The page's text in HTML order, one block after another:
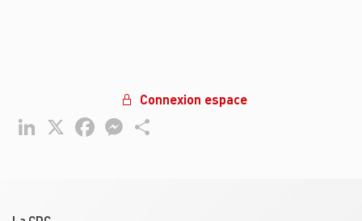
LinkedIn
X FacebookMessenger
Connexion espace